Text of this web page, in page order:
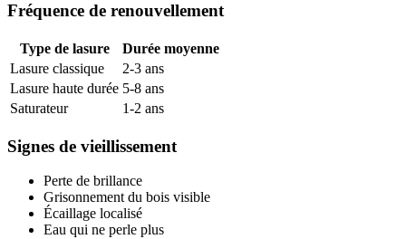
Fréquence de renouvellement
Type de lasure
Durée moyenne
Lasure classique
2-3 ans
Lasure haute durée 5-8 ans
Saturateur
1-2 ans
Signes de vieillissement
Perte de brillance
Grisonnement du bois visible
Écaillage localisé
Eau qui ne perle plus